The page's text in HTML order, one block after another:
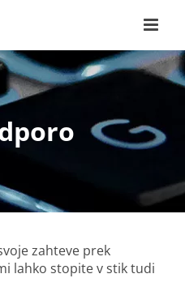
zahteve prek
lahko stopite v stik tudi